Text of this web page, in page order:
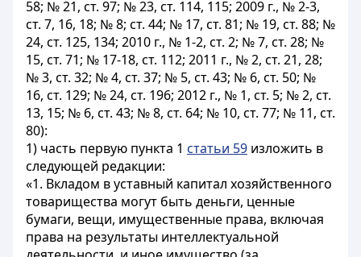
58; № 21, ст. 97; № 23, ст. 114, 115; 2009 г., № 2-3,
ст. 7, 16, 18; № 8; ст. 44; № 17, ст. 81; № 19, ст. 88; №
24, ст. 125, 134; 2010 г., № 1-2, ст. 2; № 7, ст. 28; №
15, ст. 71; № 17-18, ст. 112; 2011 г., № 2, ст. 21, 28;
№ 3, ст. 32; № 4, ст. 37; № 5, ст. 43; № 6, ст. 50; №
16, ст. 129; № 24, ст. 196; 2012 г., № 1, ст. 5; № 2, ст.
13, 15; № 6, ст. 43; № 8, ст. 64; № 10, ст. 77; № 11, ст.
80):
1) часть первую пункта 1 статьи 59 изложить в
следующей редакции:
«1. Вкладом в уставный капитал хозяйственного
товарищества могут быть деньги, ценные
бумаги, вещи, имущественные права, включая
права на результаты интеллектуальной